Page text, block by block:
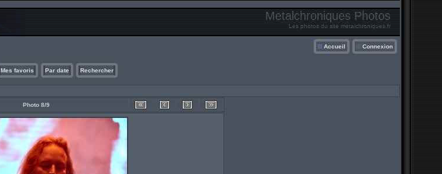
Metalchroniques Photos
Les photos du site metalchroniques.fr
Accueil Connexion
Mes favoris Par date Rechercher
Photo 8/9